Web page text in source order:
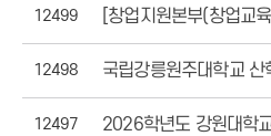
12499 [창업지원본부(창업교
12498 국립강릉원주대학교
12497 2026학년도 강원대학